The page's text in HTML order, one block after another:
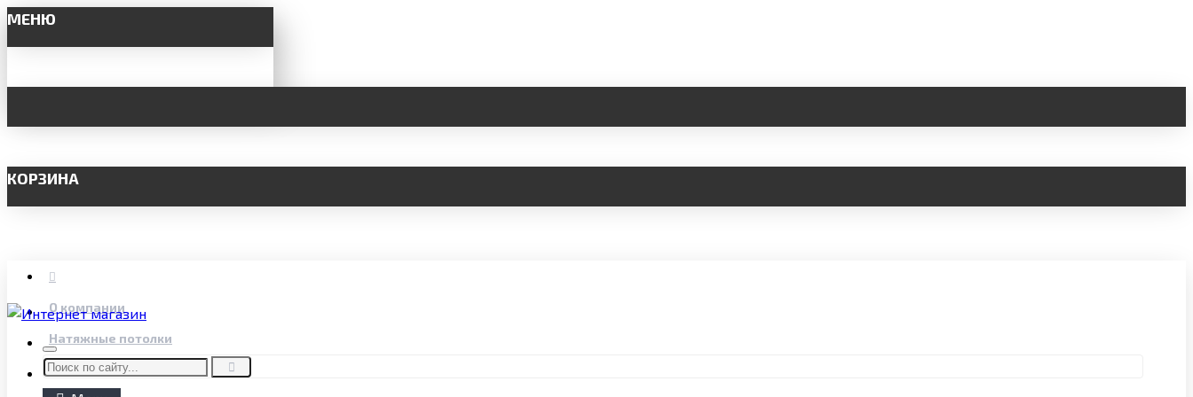
МЕНЮ
КОРЗИНА
О компании
Натяжные потолки
LED освещение